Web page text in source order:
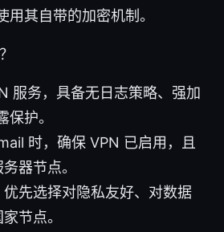
其自带的加密机制。
服务，具备无日志策略、强加
保护。
时，确保 VPN 已启用，且
器节点。
先选择对隐私友好、对数据
节点。